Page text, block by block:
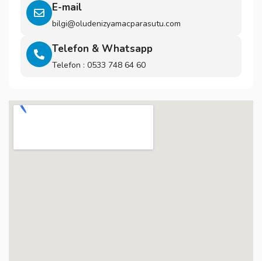
E-mail
bilgi@oludenizyamacparasutu.com
Telefon & Whatsapp
Telefon : 0533 748 64 60